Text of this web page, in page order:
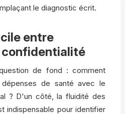
le diagnostic écrit.
entre
de fond : comment
de santé avec le
? D'un côté, la fluidité des
indispensable pour identifier